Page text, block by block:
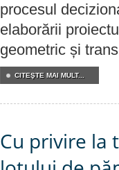
procesul
elaborării
geometric și
CITEŞTE MAI MULT...
Cu privire la